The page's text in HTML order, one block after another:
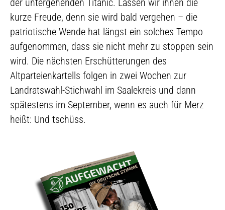
kurze Freude, denn sie wird bald vergehen – die
patriotische Wende hat längst ein solches Tempo
aufgenommen, dass sie nicht mehr zu stoppen sein
wird. Die nächsten Erschütterungen des
Altparteienkartells folgen in zwei Wochen zur
Landratswahl-Stichwahl im Saalekreis und dann
spätestens im September, wenn es auch für Merz
heißt: Und tschüss.